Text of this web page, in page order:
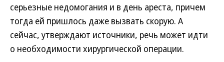
серьезные недомогания и в день ареста, причем
тогда ей пришлось даже вызвать скорую. А
сейчас, утверждают источники, речь может идти
о необходимости хирургической операции.